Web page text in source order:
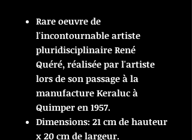
Rare oeuvre de
l'incontournable artiste
pluridisciplinaire René
Quéré, réalisée par l'artiste
lors de son passage à la
manufacture Keraluc à
Quimper en 1957.
Dimensions: 21 cm de hauteur
x 20 cm de largeur.